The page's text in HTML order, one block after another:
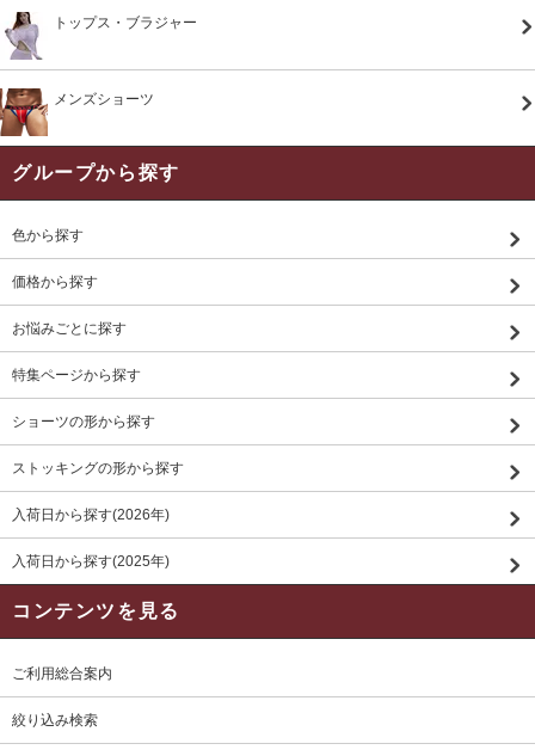
トップス・ブラジャー
メンズショーツ
グループから探す
色から探す
価格から探す
お悩みごとに探す
特集ページから探す
ショーツの形から探す
ストッキングの形から探す
入荷日から探す(2026年)
入荷日から探す(2025年)
コンテンツを見る
ご利用総合案内
絞り込み検索